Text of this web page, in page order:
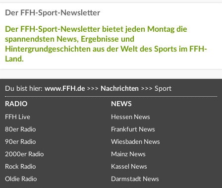
Der FFH-Sport-Newsletter
Der FFH-Sport-Newsletter bietet jeden Montag die
spannendsten News, Ergebnisse und
Hintergrundgeschichten aus der Welt des Sports im FFH-
Land.
Du bist hier: www.FFH.de >>> Nachrichten >>> Sport
RADIO
FFH Live
80er Radio
90er Radio
2000er Radio
Rock Radio
Oldie Radio
NEWS
Hessen News
Frankfurt News
Wiesbaden News
Mainz News
Kassel News
Darmstadt News